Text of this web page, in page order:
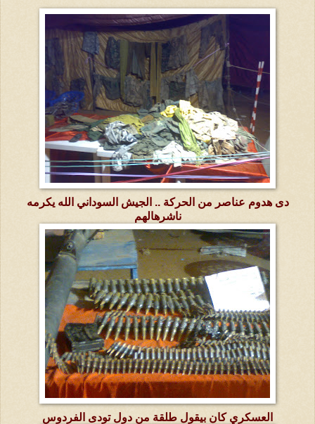
دى هدوم عناصر من الحركة .. الجيش السوداني الله يكرمه
ناشرهالهم
العسكري كان بيقول طلقة من دول تودى الفردوس